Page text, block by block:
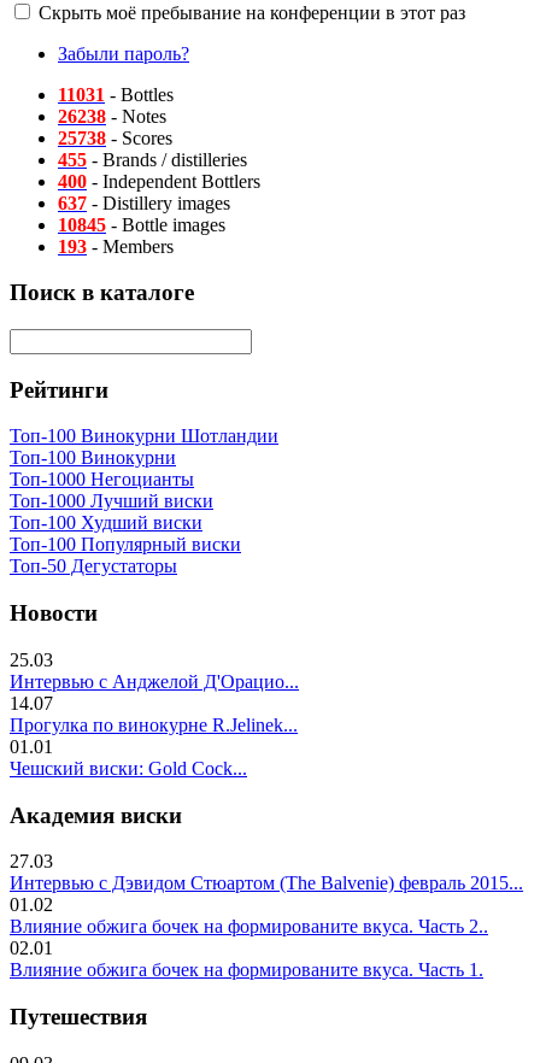
Скрыть моё пребывание на конференции в этот раз
Забыли пароль?
11031 - Bottles
26238 - Notes
25738 - Scores
455 - Brands / distilleries
400 - Independent Bottlers
637 - Distillery images
10845 - Bottle images
193 - Members
Поиск в каталоге
Рейтинги
Топ-100 Винокурни Шотландии
Топ-100 Винокурни
Топ-1000 Негоцианты
Топ-1000 Лучший виски
Топ-100 Худший виски
Топ-100 Популярный виски
Топ-50 Дегустаторы
Новости
25.03
Интервью с Анджелой Д'Орацио...
14.07
Прогулка по винокурне R.Jelinek...
01.01
Чешский виски: Gold Cock...
Академия виски
27.03
Интервью с Дэвидом Стюартом (The Balvenie) февраль 2015...
01.02
Влияние обжига бочек на формированите вкуса. Часть 2..
02.01
Влияние обжига бочек на формированите вкуса. Часть 1.
Путешествия